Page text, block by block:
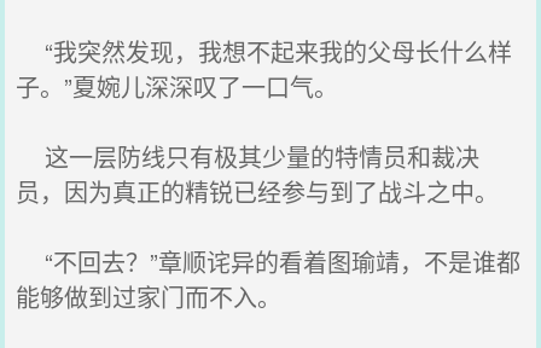
“我突然发现，我想不起来我的父母长什么样
子。”夏婉儿深深叹了一口气。
这一层防线只有极其少量的特情员和裁决
员，因为真正的精锐已经参与到了战斗之中。
“不回去？”章顺诧异的看着图瑜靖，不是谁都
能够做到过家门而不入。